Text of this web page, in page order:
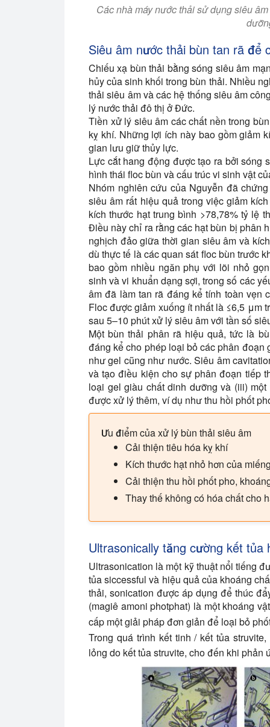
Các nhà máy nước thải sử dụng siêu
Siêu âm nước thải bùn tan rã để
Chiếu xạ bùn thải bằng sóng siêu âm
hủy của sinh khối trong bùn thải. Nhiều
thải siêu âm và các hệ thống siêu âm
lý nước thải đô thị ở Đức.
Tiền xử lý siêu âm các chất nền trong
kỵ khí. Những lợi ích này bao gồm giảm
gian lưu giữ thủy lực.
Lực cắt hang động được tạo ra bởi sóng
hình thái floc bùn và cấu trúc vi sinh vật
Nhóm nghiên cứu của Nguyễn đã
siêu âm rất hiệu quả trong việc giảm
kích thước hạt trung bình >78,78% tỷ lệ
Điều này chỉ ra rằng các hạt bùn bị phân
nghịch đảo giữa thời gian siêu âm và
dù thực tế là các quan sát floc bùn trước
bao gồm nhiều ngăn phụ với lõi nhỏ
sinh và vi khuẩn dạng sợi, trong số các
âm đã làm tan rã đáng kể tính toàn vẹn
Floc được giảm xuống ít nhất là ≤6,5 μm
sau 5–10 phút xử lý siêu âm với tần số
Một bùn thải phân rã hiệu quả, tức là
đáng kể cho phép loại bỏ các phân
như gel cũng như nước. Siêu âm
và tạo điều kiện cho sự phân đoạn tiếp
loại gel giàu chất dinh dưỡng và (iii)
được xử lý thêm, ví dụ như thu hồi phốt
Ưu điểm của xử lý bùn thải siêu âm
Cải thiện tiêu hóa kỵ khí
Kích thước hạt nhỏ hơn của
Cải thiện thu hồi phốt pho,
Thay thế không có hóa chất cho
Ultrasonically tăng cường kết
Ultrasonication là một kỹ thuật nổi tiếng
tủa siccessful và hiệu quả của khoáng
thải, sonication được áp dụng để thúc
(magiê amoni photphat) là một khoáng
cấp một giải pháp đơn giản để loại bỏ
Trong quá trình kết tinh / kết tủa
lỏng do kết tủa struvite, cho đến khi phản